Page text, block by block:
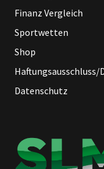
Finanz Vergleich
Sportwetten
Shop
Haftungsausschluss/
Datenschutz